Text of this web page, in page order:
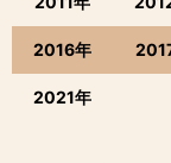
2016年
2021年